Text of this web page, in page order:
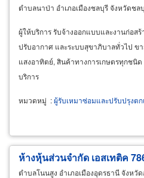
ตำบลนาป่า อำเภอเมืองชลบุรี จังหวัดชล
ผู้ให้บริการ รับจ้างออกแบบและงานก่อส
ปรับอากาศ และระบบสุขาภิบาลทั่วไป ข
แสงอาทิตย์, สินค้าทางการเกษตรทุกช
บริการ
หมวดหมู่ :ผู้รับเหมาซ่อมและปรับปรุงต
ห้างหุ้นส่วนจำกัด เอสเทติค
ตำบลโนนสูง อำเภอเมืองอุดรธานี จังหวั